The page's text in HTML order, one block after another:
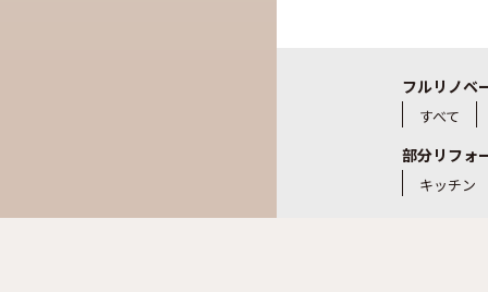
フルリノベ
すべて
部分リフォ
キッチン